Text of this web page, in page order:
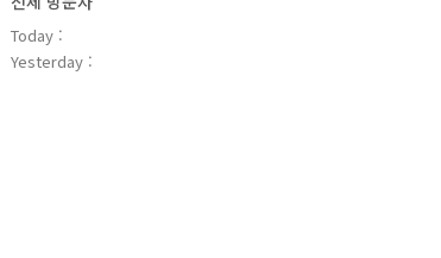
Today :
Yesterday :